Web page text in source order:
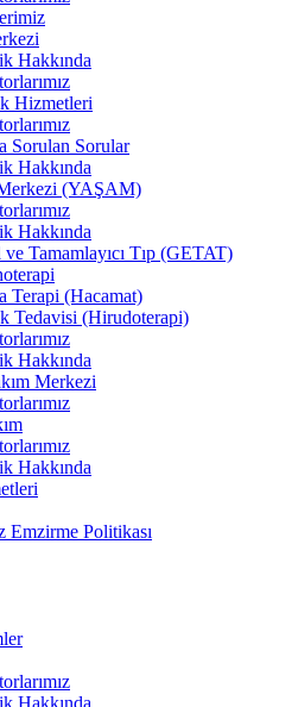
Hakkında
Hizmetleri
Sorulan Sorular
Hakkında
(YAŞAM)
Hakkında
Tamamlayıcı Tıp (GETAT)
Terapi (Hacamat)
Tedavisi (Hirudoterapi)
Hakkında
Merkezi
Hakkında
Emzirme Politikası
Hakkında